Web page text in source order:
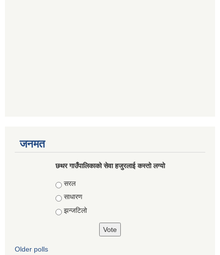
जनमत
छथर गाउँपालिकाको सेवा हजुरलाई कस्तो लग्यो
Choices
सरल
साधारण
झन्जटिलो
Older polls